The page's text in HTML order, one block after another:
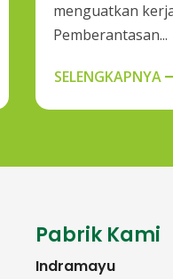
menguatkan
Pemberantasan...
SELENGKAPNYA
Pabrik Kami
Indramayu